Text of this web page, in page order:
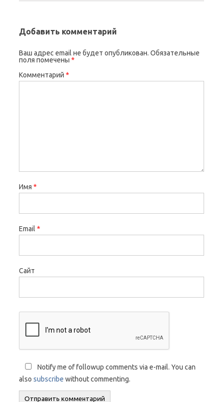
Добавить комментарий
Ваш адрес email не будет опубликован. Обязательные
поля помечены *
Комментарий *
Имя *
Email *
Сайт
Notify me of followup comments via e-mail. You can
also subscribe without commenting.